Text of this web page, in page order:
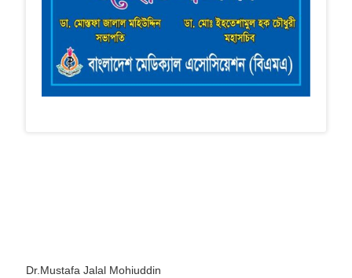
Dr.Mustafa Jalal Mohiuddin